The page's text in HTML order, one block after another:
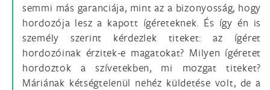
semmi más garanciája, mint az a bizonyosság, hogy
hordozója lesz a kapott ígéreteknek. És így én is
személy szerint kérdezlek titeket: az ígéret
hordozóinak érzitek-e magatokat? Milyen ígéretet
hordoztok a szívetekben, mi mozgat titeket?
Máriának kétségtelenül nehéz küldetése volt, de a